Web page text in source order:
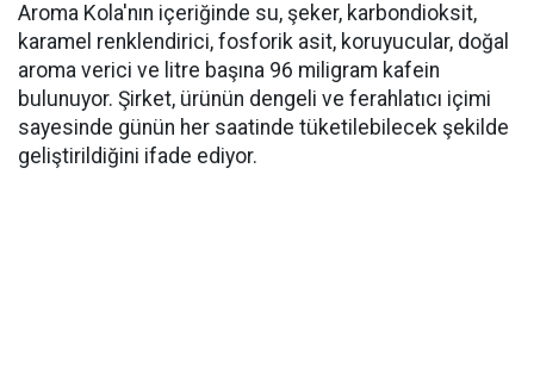
Aroma Kola'nın içeriğinde su, şeker, karbondioksit,
karamel renklendirici, fosforik asit, koruyucular, doğal
aroma verici ve litre başına 96 miligram kafein
bulunuyor. Şirket, ürünün dengeli ve ferahlatıcı içimi
sayesinde günün her saatinde tüketilebilecek şekilde
geliştirildiğini ifade ediyor.